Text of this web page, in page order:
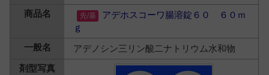
アデホスコーワ腸溶錠６０ ６０ｍ
ｇ
アデノシン三リン酸二ナトリウム水和物